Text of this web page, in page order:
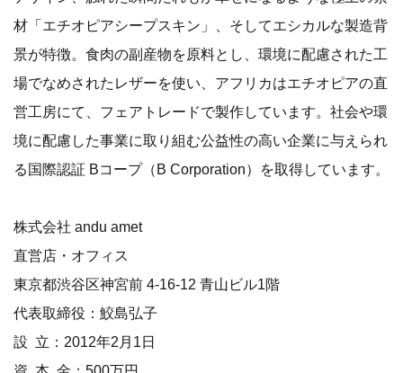
材「エチオピアシープスキン」、そしてエシカルな製造背
景が特徴。食肉の副産物を原料とし、環境に配慮された工
場でなめされたレザーを使い、アフリカはエチオピアの直
営工房にて、フェアトレードで製作しています。社会や環
境に配慮した事業に取り組む公益性の高い企業に与えられ
る国際認証 Bコープ（B Corporation）を取得しています。
株式会社 andu amet
直営店・オフィス
東京都渋谷区神宮前 4-16-12 青山ビル1階
代表取締役：鮫島弘子
設 立：2012年2月1日